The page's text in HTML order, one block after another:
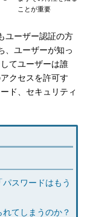
ことが重要
ユーザー認証の方
、ユーザーが知っ
てユーザーは誰
クセスを許可す
ド、セキュリティ
スワードはもう
れてしまうのか？